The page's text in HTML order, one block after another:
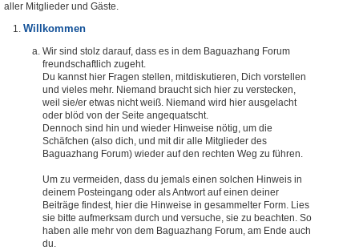
aller Mitglieder und Gäste.
Willkommen
Wir sind stolz darauf, dass es in dem Baguazhang Forum
freundschaftlich zugeht.
Du kannst hier Fragen stellen, mitdiskutieren, Dich vorstellen
und vieles mehr. Niemand braucht sich hier zu verstecken,
weil sie/er etwas nicht weiß. Niemand wird hier ausgelacht
oder blöd von der Seite angequatscht.
Dennoch sind hin und wieder Hinweise nötig, um die
Schäfchen (also dich, und mit dir alle Mitglieder des
Baguazhang Forum) wieder auf den rechten Weg zu führen.
Um zu vermeiden, dass du jemals einen solchen Hinweis in
deinem Posteingang oder als Antwort auf einen deiner
Beiträge findest, hier die Hinweise in gesammelter Form. Lies
sie bitte aufmerksam durch und versuche, sie zu beachten. So
haben alle mehr von dem Baguazhang Forum, am Ende auch
du.